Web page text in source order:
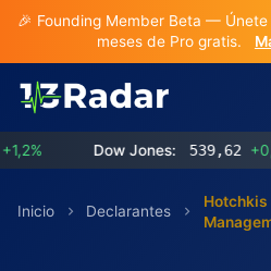
🎉 Founding Member Beta —
meses de Pro gratis.
Dow Jones: 539,62 +0,3%
Inicio Declarantes
Hotchkis